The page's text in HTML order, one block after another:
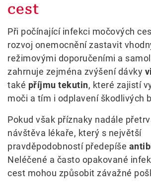
cest
Při počínající infekci močových
rozvoj onemocnění zastavit
režimovými doporučeními a
zahrnuje zejména zvýšení dávky
také příjmu tekutin, které zajistí
moči a tím i odplavení škodlivých
Pokud však příznaky nadále
návštěva lékaře, který s největší
pravděpodobností předepíše
Neléčené a často opakované
cest mohou způsobit závažné